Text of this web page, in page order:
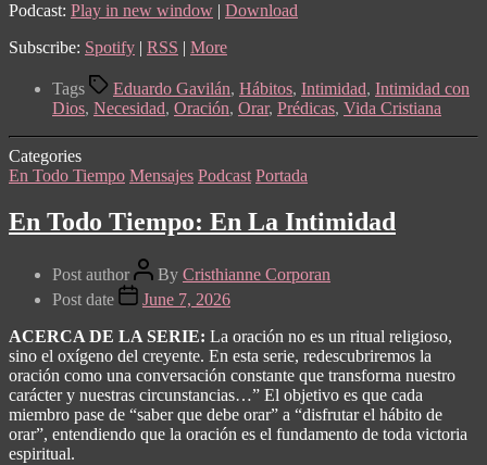
Podcast: Play in new window | Download
Subscribe: Spotify | RSS | More
Tags Eduardo Gavilán, Hábitos, Intimidad, Intimidad con
Dios, Necesidad, Oración, Orar, Prédicas, Vida Cristiana
Categories
En Todo Tiempo Mensajes Podcast Portada
En Todo Tiempo: En La Intimidad
Post author By Cristhianne Corporan
Post date
June 7, 2026
ACERCA DE LA SERIE: La oración no es un ritual religioso,
sino el oxígeno del creyente. En esta serie, redescubriremos la
oración como una conversación constante que transforma nuestro
carácter y nuestras circunstancias…” El objetivo es que cada
miembro pase de “saber que debe orar” a “disfrutar el hábito de
orar”, entendiendo que la oración es el fundamento de toda victoria
espiritual.